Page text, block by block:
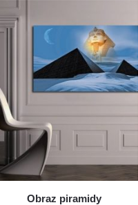
Obraz piramidy